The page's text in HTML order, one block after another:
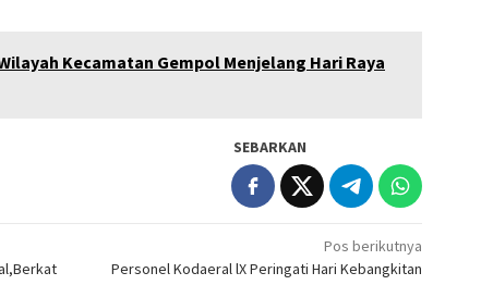
Kecamatan Gempol Menjelang Hari Raya
SEBARKAN
Pos berikutnya
Personel Kodaeral lX Peringati Hari Kebangkitan